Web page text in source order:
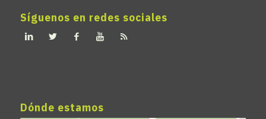
Síguenos en redes sociales
Dónde estamos